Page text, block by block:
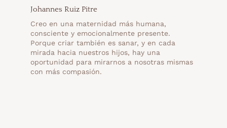
Johannes Ruiz Pitre
Creo en una maternidad más humana,
consciente y emocionalmente presente.
Porque criar también es sanar, y en cada
mirada hacia nuestros hijos, hay una
oportunidad para mirarnos a nosotras mismas
con más compasión.